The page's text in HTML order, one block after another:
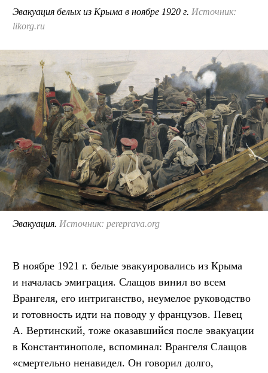
Эвакуация белых из Крыма в ноябре 1920 г. Источник:
likorg.ru
Эвакуация. Источник: pereprava.org
В ноябре 1921 г. белые эвакуировались из Крыма
и началась эмиграция. Слащов винил во всем
Врангеля, его интриганство, неумелое руководство
и готовность идти на поводу у французов. Певец
А. Вертинский, тоже оказавшийся после эвакуации
в Константинополе, вспоминал: Врангеля Слащов
«смертельно ненавидел. Он говорил долго,